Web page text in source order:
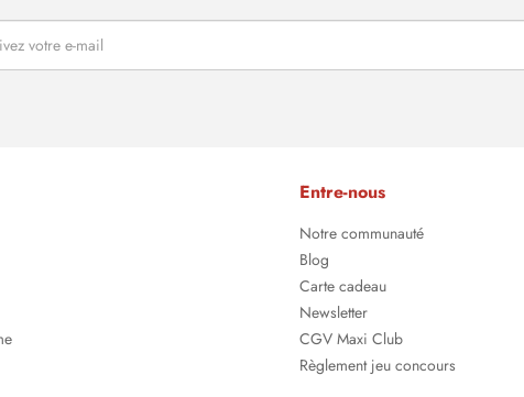
Entre-nous
Notre communauté
Blog
Carte cadeau
Newsletter
CGV Maxi Club
Règlement jeu concours